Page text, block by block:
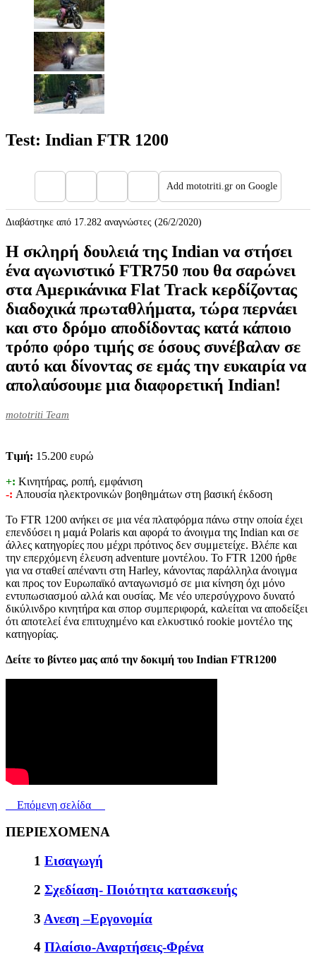
Test: Indian FTR 1200
Add mototriti.gr on Google
Διαβάστηκε από 17.282 αναγνώστες (26/2/2020)
Η σκληρή δουλειά της Indian να στήσει
ένα αγωνιστικό FTR750 που θα σαρώνει
στα Αμερικάνικα Flat Track κερδίζοντας
διαδοχικά πρωταθλήματα, τώρα περνάει
και στο δρόμο αποδίδοντας κατά κάποιο
τρόπο φόρο τιμής σε όσους συνέβαλαν σε
αυτό και δίνοντας σε εμάς την ευκαιρία να
απολαύσουμε μια διαφορετική Indian!
mototriti Team
Tιμή: 15.200 ευρώ
+: Κινητήρας, ροπή, εμφάνιση
-: Απουσία ηλεκτρονικών βοηθημάτων στη βασική έκδοση
Το FTR 1200 ανήκει σε μια νέα πλατφόρμα πάνω στην οποία έχει
επενδύσει η μαμά Polaris και αφορά το άνοιγμα της Indian και σε
άλλες κατηγορίες που μέχρι πρότινος δεν συμμετείχε. Βλέπε και
την επερχόμενη έλευση adventure μοντέλου. Το FTR 1200 ήρθε
για να σταθεί απέναντι στη Harley, κάνοντας παράλληλα άνοιγμα
και προς τον Ευρωπαϊκό ανταγωνισμό σε μια κίνηση όχι μόνο
εντυπωσιασμού αλλά και ουσίας. Με νέο υπερσύγχρονο δυνατό
δικύλινδρο κινητήρα και σπορ συμπεριφορά, καλείται να αποδείξει
ότι αποτελεί ένα επιτυχημένο και ελκυστικό rookie μοντέλο της
κατηγορίας.
Δείτε το βίντεο μας από την δοκιμή του Indian FTR1200
Επόμενη σελίδα
ΠΕΡΙΕΧΟΜΕΝΑ
1 Εισαγωγή
2 Σχεδίαση- Ποιότητα κατασκευής
3 Aνεση –Εργονομία
4 Πλαίσιο-Αναρτήσεις-Φρένα